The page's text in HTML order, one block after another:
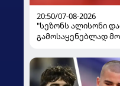
20:50/07-08-2026
"სეზონს ალისონი
გამოსაყენებლად
ყოფილმა მეკარემ